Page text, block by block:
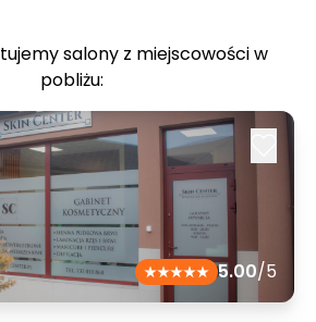
salony z miejscowości w
pobliżu:
5.00/5